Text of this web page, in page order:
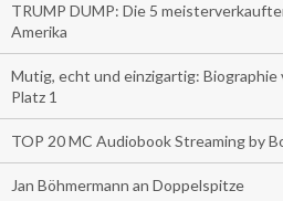
TRUMP DUMP: Die 5
Amerika
Mutig, echt und einzigartig: Biographie
Platz 1
TOP 20 MC Audiobook Streaming by
Jan Böhmermann an Doppelspitze